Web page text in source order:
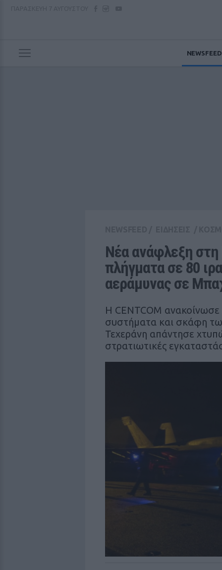
NEWSFEED
Νέα ανάφλεξη
πλήγματα σε 80
αεράμυνας σε
Η CENTCOM
συστήματα και σκάφη
Τεχεράνη απάντησε
στρατιωτικές